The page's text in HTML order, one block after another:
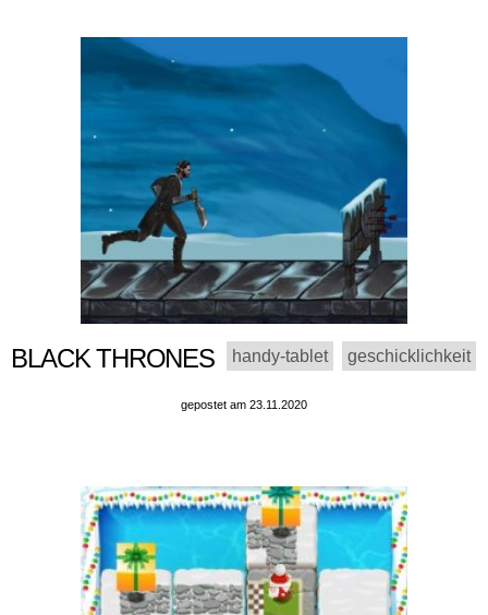
BLACK THRONES handy-tablet geschicklichkeit
gepostet am 23.11.2020